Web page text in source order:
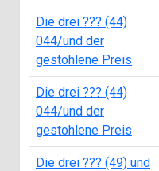
Die drei ??? (44)
044/und der
gestohlene Preis
Die drei ??? (44)
044/und der
gestohlene Preis
Die drei ??? (49) und